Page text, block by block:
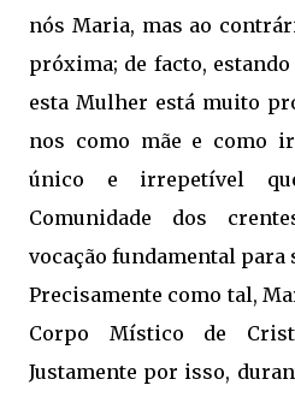
nós Maria, mas ao
próxima; de facto,
esta Mulher está muito
nos como mãe e como
único e irrepetível
Comunidade dos
vocação fundamental para
Precisamente como tal,
Corpo Místico de
Justamente por isso,